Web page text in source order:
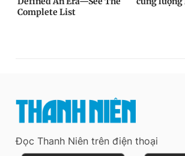
Đọc Thanh Niên trên điện thoại